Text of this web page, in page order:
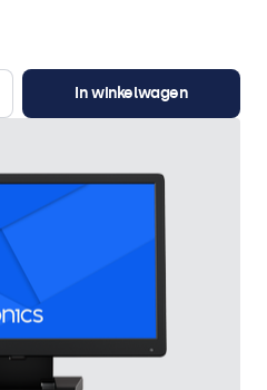
In winkelwagen